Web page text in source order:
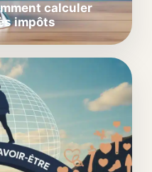
calculer
impôts